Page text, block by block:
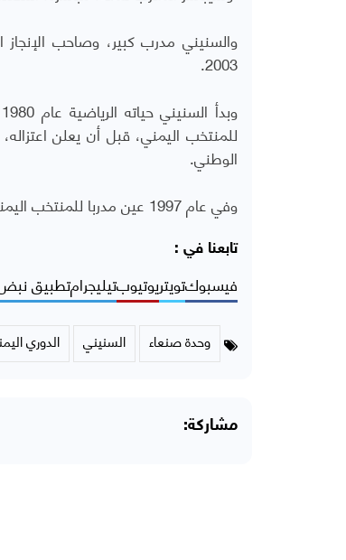
والسنيني مدرب كبير، وصاحب الإنجاز
2003.
للمنتخب اليمني، قبل أن يعلن
الوطني.
وفي عام 1997 عين مدربا للمنتخب اليمني، ثم مدربا لمنتخب الناشئين، ثم مدربا لمنتخب الشباب.
تابعنا في :
فيسبوكتويتريوتيوبتيليجرامتطبيق
وحدة صنعاء السنيني الدوري
مشاركة: